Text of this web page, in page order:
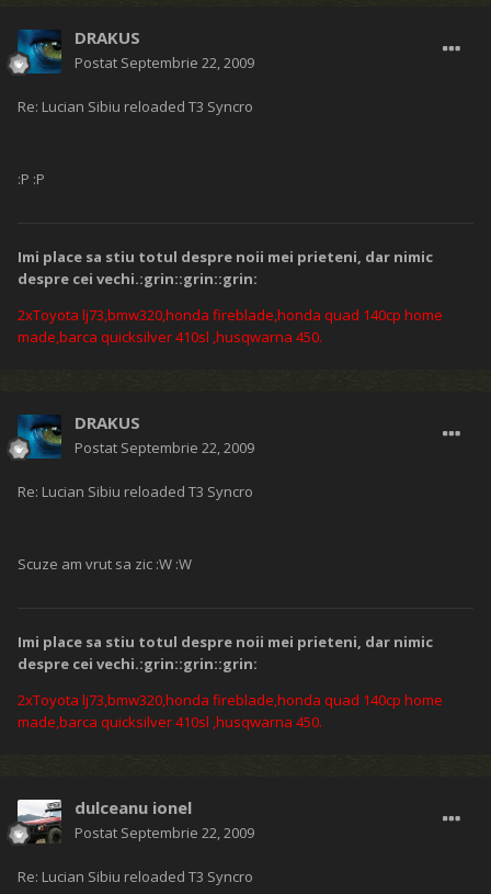
DRAKUS
Postat Septembrie 22, 2009
Re: Lucian Sibiu reloaded T3 Syncro
:P :P
Imi place sa stiu totul despre noii mei prieteni, dar nimic
despre cei vechi.:grin::grin::grin:
2xToyota lj73,bmw320,honda fireblade,honda quad 140cp home
made,barca quicksilver 410sl ,husqwarna 450.
DRAKUS
Postat Septembrie 22, 2009
Re: Lucian Sibiu reloaded T3 Syncro
Scuze am vrut sa zic :W :W
Imi place sa stiu totul despre noii mei prieteni, dar nimic
despre cei vechi.:grin::grin::grin:
2xToyota lj73,bmw320,honda fireblade,honda quad 140cp home
made,barca quicksilver 410sl ,husqwarna 450.
dulceanu ionel
Postat Septembrie 22, 2009
Re: Lucian Sibiu reloaded T3 Syncro